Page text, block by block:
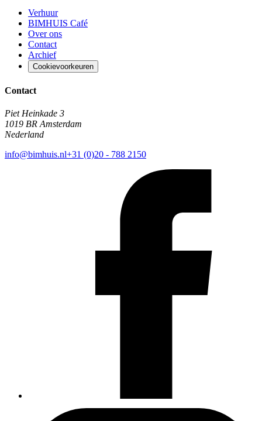
Verhuur
BIMHUIS Café
Over ons
Contact
Archief
Cookievoorkeuren
Contact
Piet Heinkade 3
1019 BR Amsterdam
Nederland
info@bimhuis.nl+31 (0)20 - 788 2150